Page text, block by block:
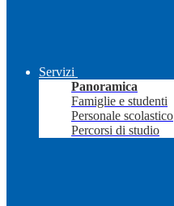
Servizi
Panoramica
Famiglie e studenti
Personale scolastico
Percorsi di studio